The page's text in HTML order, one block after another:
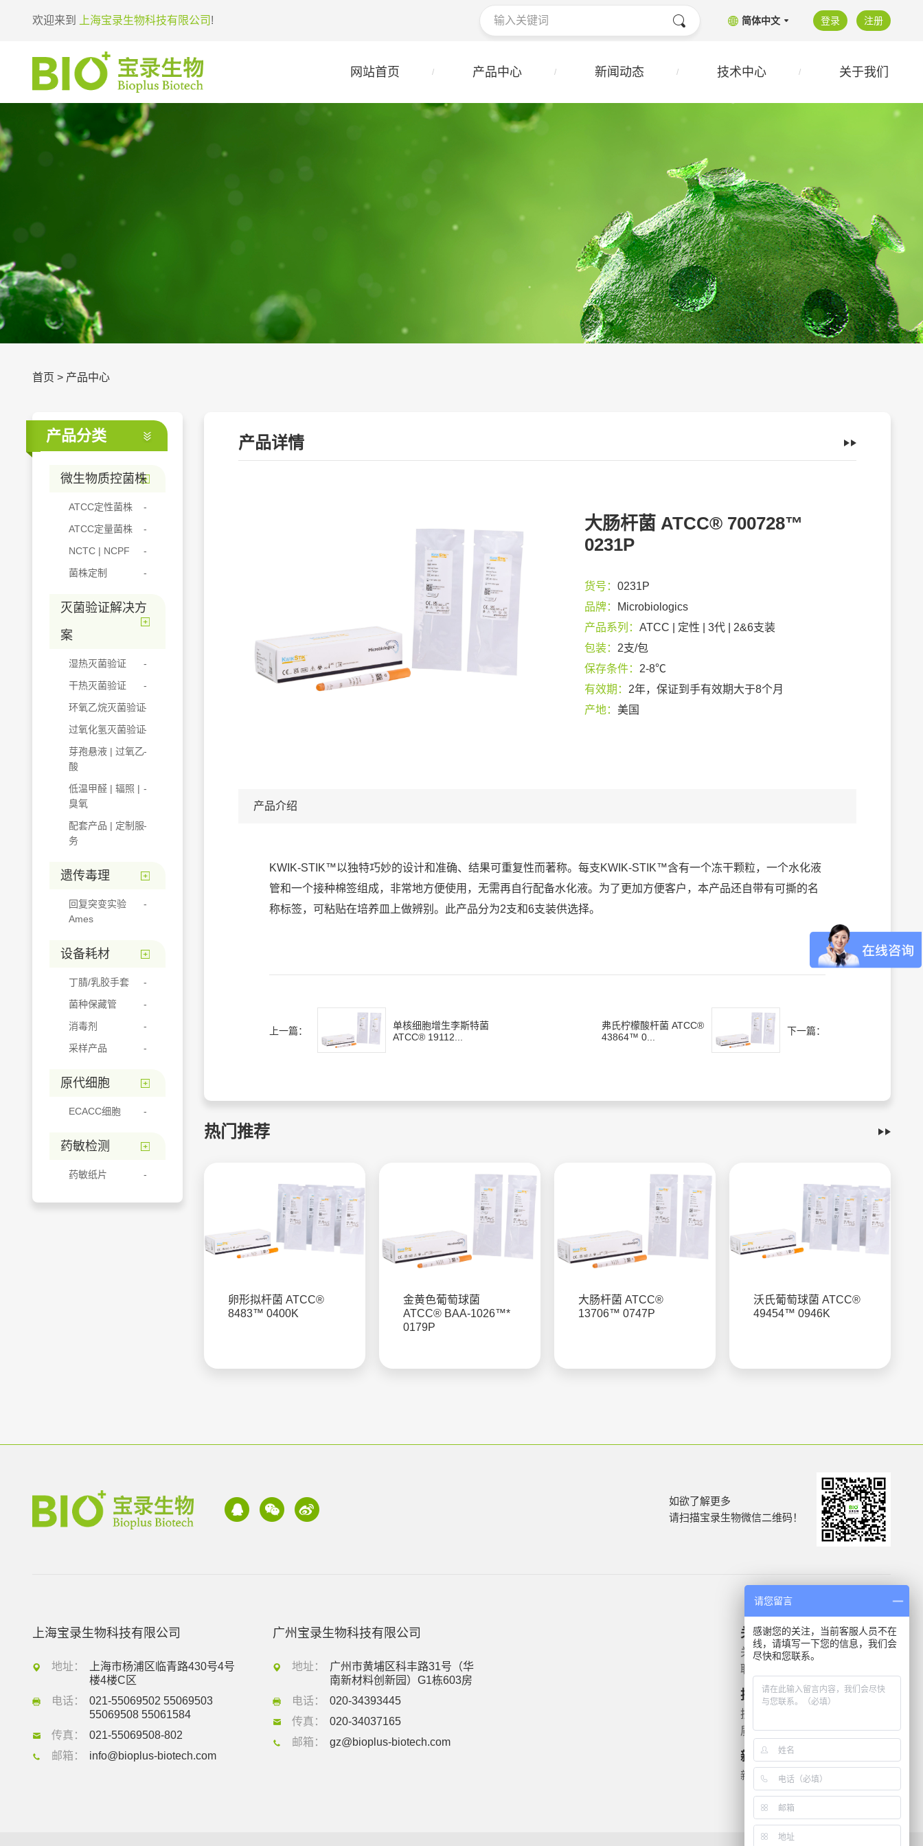
欢迎来到 上海宝录生物科技有限公司 ! 简体中文 登录 注册
网站首页 产品中心 新闻动态 技术中心 关于我们
首页 > 产品中心
产品分类
微生物质控菌株
ATCC定性菌株
ATCC定量菌株
NCTC | NCPF
菌株定制
灭菌验证解决方
案
湿热灭菌验证
干热灭菌验证
环氧乙烷灭菌验证
过氧化氢灭菌验证
芽孢悬液 | 过氧乙
酸
低温甲醛 | 辐照 |
臭氧
配套产品 | 定制服
务
遗传毒理
回复突变实验
Ames
设备耗材
丁腈/乳胶手套
菌种保藏管
消毒剂
采样产品
原代细胞
ECACC细胞
药敏检测
药敏纸片
产品详情
大肠杆菌 ATCC® 700728™
0231P
货号： 0231P
品牌：
Microbiologics
产品系列： ATCC | 定性 | 3代 | 2&6支装
包装： 2支/包
保存条件： 2-8℃
有效期： 2年，保证到手有效期大于8个月
产地： 美国
产品介绍
KWIK-STIK™以独特巧妙的设计和准确、结果可重复性而著称。每支KWIK-STIK™含有一个冻干颗粒，一个水化液
管和一个接种棉签组成，非常地方便使用，无需再自行配备水化液。为了更加方便客户，本产品还自带有可撕的名
称标签，可粘贴在培养皿上做辨别。此产品分为2支和6支装供选择。
上一篇：
单核细胞增生李斯特菌
ATCC® 19112...
弗氏柠檬酸杆菌 ATCC®
43864™ 0...
下一篇：
热门推荐
卵形拟杆菌 ATCC®
8483™ 0400K
金黄色葡萄球菌
ATCC® BAA-1026™*
0179P
大肠杆菌 ATCC®
13706™ 0747P
沃氏葡萄球菌 ATCC®
49454™ 0946K
如欲了解更多
请扫描宝录生物微信二维码！
上海宝录生物科技有限公司
地址：
上海市杨浦区临青路430号4号
楼4楼C区
电话：
021-55069502 55069503
55069508 55061584
传真：
021-55069508-802
邮箱：
info@bioplus-biotech.com
广州宝录生物科技有限公司
地址：
广州市黄埔区科丰路31号（华
南新材料创新园）G1栋603房
电话：
020-34393445
传真：
020-34037165
邮箱：
gz@bioplus-biotech.com
关于我们
关于我们
联系我们
技术支持
技术文档
质检报告
新闻资讯
新闻动态
产品信息
微生物质控菌株
遗传毒理
药敏检测
请您留言
感谢您的关注，当前客服人员不在
线，请填写一下您的信息，我们会
尽快和您联系。